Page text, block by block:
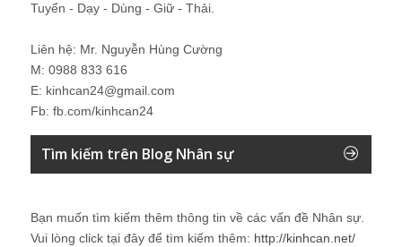
Tuyển - Dạy - Dùng - Giữ - Thải.
Liên hệ: Mr. Nguyễn Hùng Cường
M: 0988 833 616
E: kinhcan24@gmail.com
Fb: fb.com/kinhcan24
Tìm kiếm trên Blog Nhân sự
Bạn muốn tìm kiếm thêm thông tin về các vấn đề Nhân sự.
Vui lòng click tại đây để tìm kiếm thêm: http://kinhcan.net/